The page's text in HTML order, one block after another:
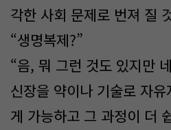
각한 사회 문제로 번져 질
“생명복제?”
“음, 뭐 그런 것도 있지만
신장을 약이나 기술로 자
게 가능하고 그 과정이 더